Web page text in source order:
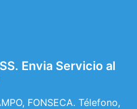
Envia Servicio al
FONSECA. Télefono,